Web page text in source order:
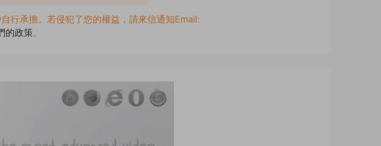
行承擔。若侵犯了您的權益，請來信通知Email:
的政策。